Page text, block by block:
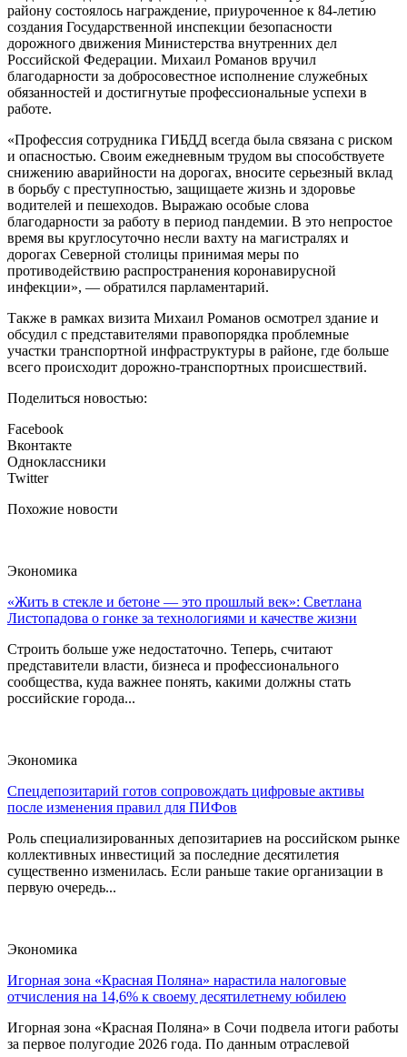
району состоялось награждение, приуроченное к 84-летию
создания Государственной инспекции безопасности
дорожного движения Министерства внутренних дел
Российской Федерации. Михаил Романов вручил
благодарности за добросовестное исполнение служебных
обязанностей и достигнутые профессиональные успехи в
работе.
«Профессия сотрудника ГИБДД всегда была связана с риском
и опасностью. Своим ежедневным трудом вы способствуете
снижению аварийности на дорогах, вносите серьезный вклад
в борьбу с преступностью, защищаете жизнь и здоровье
водителей и пешеходов. Выражаю особые слова
благодарности за работу в период пандемии. В это непростое
время вы круглосуточно несли вахту на магистралях и
дорогах Северной столицы принимая меры по
противодействию распространения коронавирусной
инфекции», — обратился парламентарий.
Также в рамках визита Михаил Романов осмотрел здание и
обсудил с представителями правопорядка проблемные
участки транспортной инфраструктуры в районе, где больше
всего происходит дорожно-транспортных происшествий.
Поделиться новостью:
Facebook
Вконтакте
Одноклассники
Twitter
Похожие новости
Экономика
«Жить в стекле и бетоне — это прошлый век»: Светлана
Листопадова о гонке за технологиями и качестве жизни
Строить больше уже недостаточно. Теперь, считают
представители власти, бизнеса и профессионального
сообщества, куда важнее понять, какими должны стать
российские города...
Экономика
Спецдепозитарий готов сопровождать цифровые активы
после изменения правил для ПИФов
Роль специализированных депозитариев на российском рынке
коллективных инвестиций за последние десятилетия
существенно изменилась. Если раньше такие организации в
первую очередь...
Экономика
Игорная зона «Красная Поляна» нарастила налоговые
отчисления на 14,6% к своему десятилетнему юбилею
Игорная зона «Красная Поляна» в Сочи подвела итоги работы
за первое полугодие 2026 года. По данным отраслевой